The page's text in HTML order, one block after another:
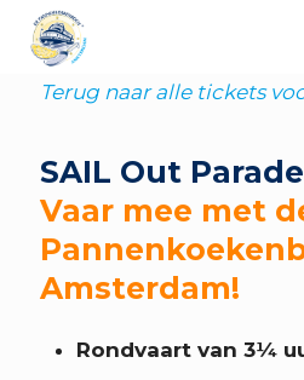
Terug naar alle tickets
SAIL Out Parade
Vaar mee met
Amsterdam!
Rondvaart van 3¼